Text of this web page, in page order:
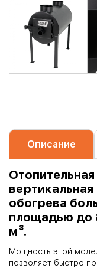
Описание
обогрева
площадью до
м³.
Мощность этой
позволяет быстро